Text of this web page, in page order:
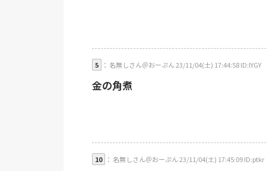
5 ： 名無しさん＠おーぷん 23/11/04(土) 17:44:58 ID:lYGY
金の角煮
10 ： 名無しさん＠おーぷん 23/11/04(土) 17:45:09 ID:ptkr